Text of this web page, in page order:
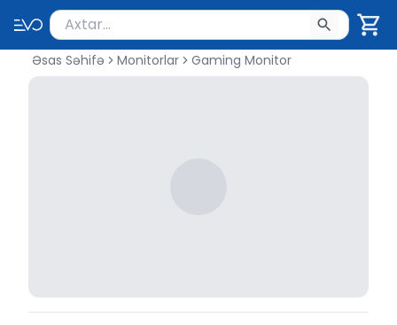
Məhsul axtar
Axtarış üçün ən azı 2 simvol yazın. Göndərmək
Əsas Səhifə Monitorlar Gaming Monitor